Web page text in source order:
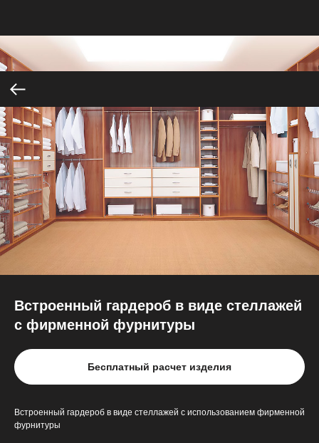
Встроенный гардероб в виде стеллажей
с фирменной фурнитуры
Бесплатный расчет изделия
Встроенный гардероб в виде стеллажей с использованием фирменной
фурнитуры